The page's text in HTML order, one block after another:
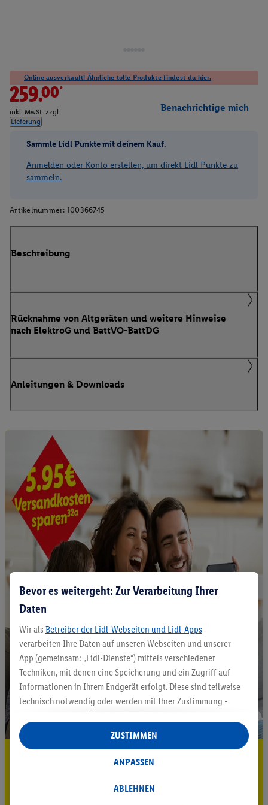
Online ausverkauft! Ähnliche tolle Produkte findest du hier.
259.00*
inkl. MwSt. zzgl.
Lieferung
Benachrichtige mich
Sammle Lidl Punkte mit deinem Kauf.
Anmelden oder Konto erstellen, um direkt Lidl Punkte zu
sammeln.
Artikelnummer: 100366745
Beschreibung
Rücknahme von Altgeräten und weitere Hinweise
nach ElektroG und BattVO-BattDG
Anleitungen & Downloads
5.95 € Versand sparen³²ᵃ
Bevor es weitergeht: Zur Verarbeitung Ihrer
Daten
Wir als Betreiber der Lidl-Webseiten und Lidl-Apps
verarbeiten Ihre Daten auf unseren Webseiten und unserer
App (gemeinsam: „Lidl-Dienste“) mittels verschiedener
Techniken, mit denen eine Speicherung und ein Zugriff auf
Informationen in Ihrem Endgerät erfolgt. Diese sind teilweise
technisch notwendig oder werden mit Ihrer Zustimmung -
auch durch Partner (u.a.
Verantwortliche; im Zusammenhang mit dem IAB TCF
insgesamt
Statistik-Erstellung oder für personalisierte Werbung
Datenverarbeitungen für personalisierte Werbung werden
ABLEHNEN
ANPASSEN
ZUSTIMMEN